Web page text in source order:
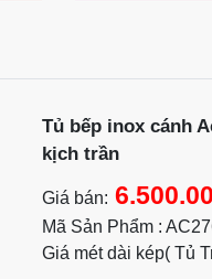
Tủ bếp inox cánh
kịch trần
Giá bán:
Mã Sản Phẩm :
Giá mét dài kép( Tủ